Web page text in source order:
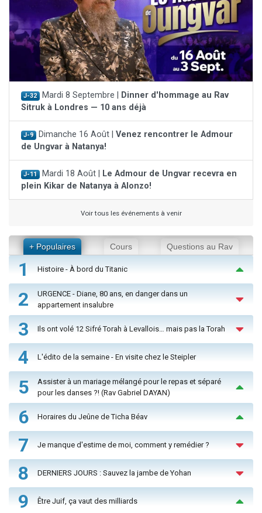
J-32 Mardi 8 Septembre |
Dinner d'hommage au Rav
Sitruk à Londres — 10 ans déjà
J-9 Dimanche 16 Août | Venez rencontrer le Admour
de Ungvar à Natanya!
J-11 Mardi 18 Août |
Le Admour de Ungvar recevra en
plein Kikar de Natanya à Alonzo!
Voir tous les événements à venir
+ Populaires Cours Questions au Rav
1 Histoire - À bord du Titanic
2
URGENCE - Diane, 80 ans, en danger dans un
appartement insalubre
3 Ils ont volé 12 Sifré Torah à Levallois… mais pas la Torah
4 L'édito de la semaine - En visite chez le Steipler
5
Assister à un mariage mélangé pour le repas et séparé
pour les danses ?! (Rav Gabriel DAYAN)
6 Horaires du Jeûne de Ticha Béav
7 Je manque d'estime de moi, comment y remédier ?
8 DERNIERS JOURS : Sauvez la jambe de Yohan
9 Être Juif, ça vaut des milliards